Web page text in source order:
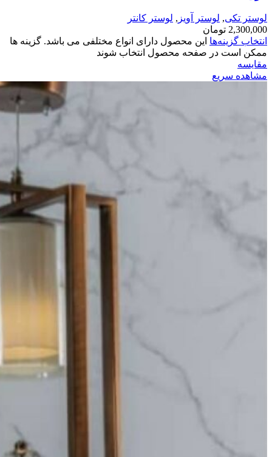
لوستر تکی, لوستر آویز , لوستر کانتر
2,300,000 تومان
انتخاب گزینه‌ها این محصول دارای انواع مختلفی می باشد. گزینه ها
ممکن است در صفحه محصول انتخاب شوند
مقایسه
مشاهده سریع